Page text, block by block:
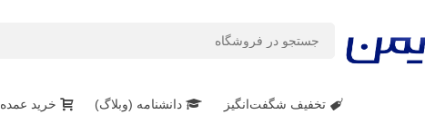
تخفیف شگفت‌انگیز دانشنامه (وبلاگ) خرید عمده